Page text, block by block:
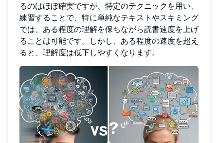
るのはほぼ確実ですが、特定のテクニックを用い、
練習することで、特に単純なテキストやスキミング
では、ある程度の理解を保ちながら読書速度を上げ
ることは可能です。しかし、ある程度の速度を超え
ると、理解度は低下しやすくなります。